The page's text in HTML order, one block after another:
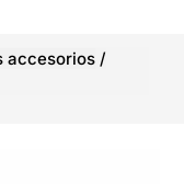
accesorios /